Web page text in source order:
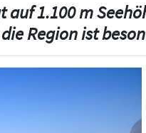
1.100 m
Region ist